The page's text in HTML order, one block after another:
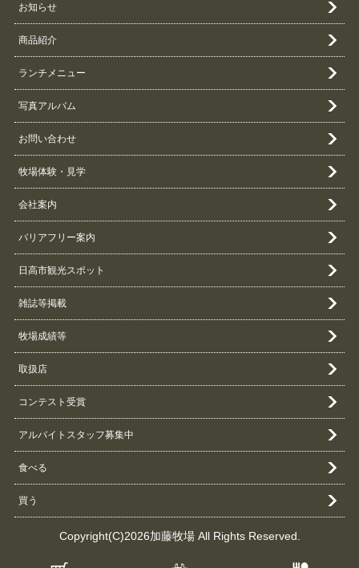
お知らせ
商品紹介
ランチメニュー
写真アルバム
お問い合わせ
牧場体験・見学
会社案内
バリアフリー案内
日高市観光スポット
雑誌等掲載
牧場成績等
取扱店
コンテスト受賞
アルバイトスタッフ募集中
食べる
買う
Copyright(C)2026加藤牧場 All Rights Reserved.